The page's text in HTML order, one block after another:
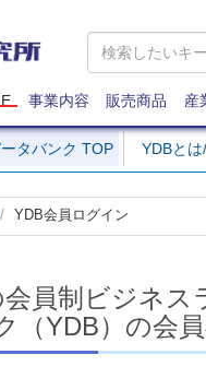
事業内容 販売商品 産
タバンク TOP YDBと
YDB会員ログイン
員制ビジネス
（YDB）の会